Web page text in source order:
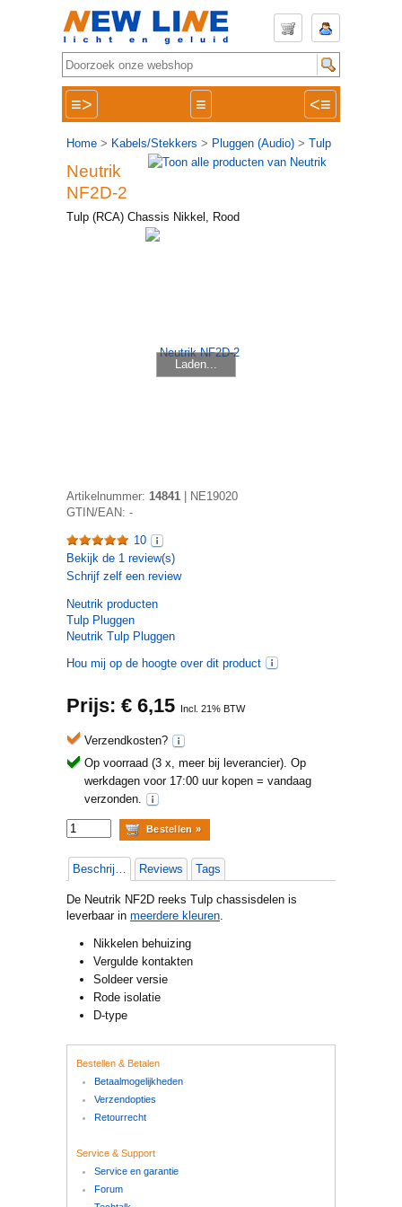
≡> ≡ <≡
Home > Kabels/Stekkers > Pluggen (Audio) > Tulp
Neutrik
NF2D-2
Tulp (RCA) Chassis Nikkel, Rood
Laden...
Artikelnummer: 14841
NE19020
GTIN/EAN: -
10
Bekijk de 1 review(s)
Schrijf zelf een review
Neutrik producten
Tulp Pluggen
Neutrik Tulp Pluggen
Hou mij op de hoogte over dit product
Prijs: € 6,15 Incl. 21% BTW
Verzendkosten?
Op voorraad (3 x, meer bij leverancier). Op
werkdagen voor 17:00 uur kopen = vandaag
verzonden.
Beschrijving Reviews Tags
De Neutrik NF2D reeks Tulp chassisdelen is
leverbaar in meerdere kleuren.
Nikkelen behuizing
Vergulde kontakten
Soldeer versie
Rode isolatie
D-type
Bestellen & Betalen
Betaalmogelijkheden
Verzendopties
Retourrecht
Service & Support
Service en garantie
Forum